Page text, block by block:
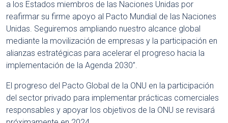
a los Estados miembros de las Naciones Unidas por
reafirmar su firme apoyo al Pacto Mundial de las Naciones
Unidas. Seguiremos ampliando nuestro alcance global
mediante la movilización de empresas y la participación en
alianzas estratégicas para acelerar el progreso hacia la
implementación de la Agenda 2030”.
El progreso del Pacto Global de la ONU en la participación
del sector privado para implementar prácticas comerciales
responsables y apoyar los objetivos de la ONU se revisará